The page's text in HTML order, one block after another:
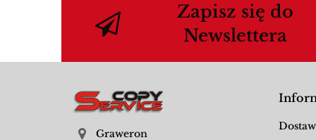
Zapisz się do
Newslettera
Graweron